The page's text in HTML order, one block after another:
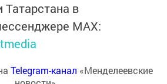
Татарстана в
MАХ:
Telegram-канал «Менделеевские